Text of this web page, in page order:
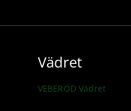
Vädret
VEBERÖD Vädret